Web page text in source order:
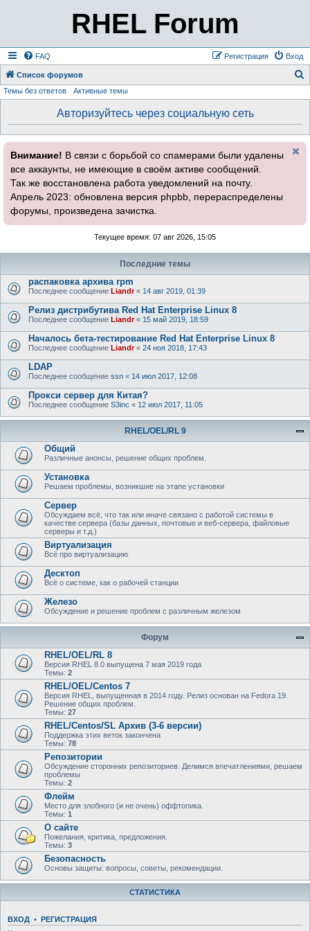
RHEL Forum
FAQ Вход
Регистрация
Список форумов
Темы без ответов Активные темы
Авторизуйтесь через социальную сеть
Внимание! В связи с борьбой со спамерами были удалены
все аккаунты, не имеющие в своём активе сообщений.
Так же восстановлена работа уведомлений на почту.
Апрель 2023: обновлена версия phpbb, перераспределены
форумы, произведена зачистка.
Текущее время: 07 авг 2026, 15:05
Последние темы
распаковка архива rpm
Последнее сообщение Liandr« 14 авг 2019, 01:39
Релиз дистрибутива Red Hat Enterprise Linux 8
Последнее сообщение Liandr« 15 май 2019, 18:59
Началось бета-тестирование Red Hat Enterprise Linux 8
Последнее сообщение Liandr« 24 ноя 2018, 17:43
LDAP
Последнее сообщение ssn « 14 июл 2017, 12:08
Прокси сервер для Китая?
Последнее сообщение S3inc « 12 июл 2017, 11:05
RHEL/OEL/RL 9
Общий
Различные анонсы, решение общих проблем.
Установка
Решаем проблемы, возникшие на этапе установки
Сервер
Обсуждаем всё, что так или иначе связано с работой системы в
качестве сервера (базы данных, почтовые и веб-сервера, файловые
серверы и т.д.)
Виртуализация
Всё про виртуализацию
Десктоп
Всё о системе, как о рабочей станции
Железо
Обсуждение и решение проблем с различным железом
Форум
RHEL/OEL/RL 8
Версия RHEL 8.0 выпущена 7 мая 2019 года
Темы: 2
RHEL/OEL/Centos 7
Версия RHEL, выпущенная в 2014 году. Релиз основан на Fedora 19.
Решение общих проблем.
Темы: 27
RHEL/Centos/SL Архив (3-6 версии)
Поддержка этих веток закончена
Темы: 78
Репозитории
Обсуждение сторонних репозиториев. Делимся впечатлениями, решаем
проблемы
Темы: 2
Флейм
Место для злобного (и не очень) оффтопика.
Темы: 1
О сайте
Пожелания, критика, предложения.
Темы: 3
Безопасность
Основы защиты: вопросы, советы, рекомендации.
СТАТИСТИКА
ВХОД • РЕГИСТРАЦИЯ